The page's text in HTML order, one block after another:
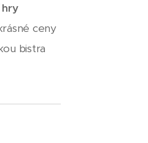
ceny
bistra